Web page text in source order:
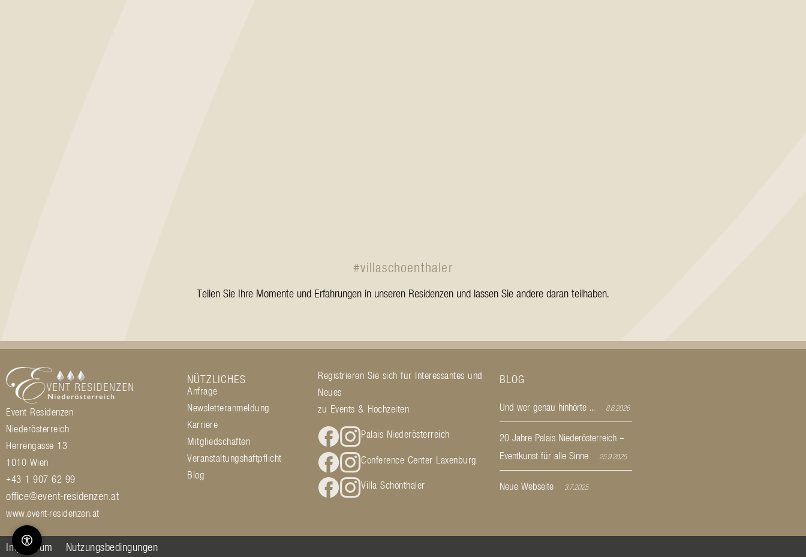
#villaschoenthaler
Teilen Sie Ihre Momente und Erfahrungen in unseren Residenzen und lassen Sie andere daran teilhaben.
Event Residenzen
Niederösterreich
Herrengasse 13
1010 Wien
+43 1 907 62 99
office@event-residenzen.at
www.event-residenzen.at
NÜTZLICHES
Anfrage
Newsletteranmeldung
Karriere
Mitgliedschaften
Veranstaltungshaftpflicht
Blog
Registrieren Sie sich für Interessantes und
Neues
zu Events & Hochzeiten
Palais Niederösterreich
Conference Center Laxenburg
Villa Schönthaler
BLOG
Und wer genau hinhörte ... 8.6.2026
20 Jahre Palais Niederösterreich –
Eventkunst für alle Sinne
25.9.2025
Neue Webseite 3.7.2025
Impressum Nutzungsbedingungen